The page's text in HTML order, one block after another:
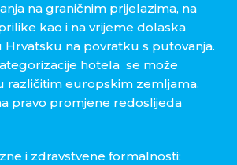
na graničnim prijelazima, na
kao i na vrijeme dolaska
Hrvatsku na povratku s putovanja.
hotela se može
različitim europskim zemljama.
pravo promjene redoslijeda
i zdravstvene formalnosti: